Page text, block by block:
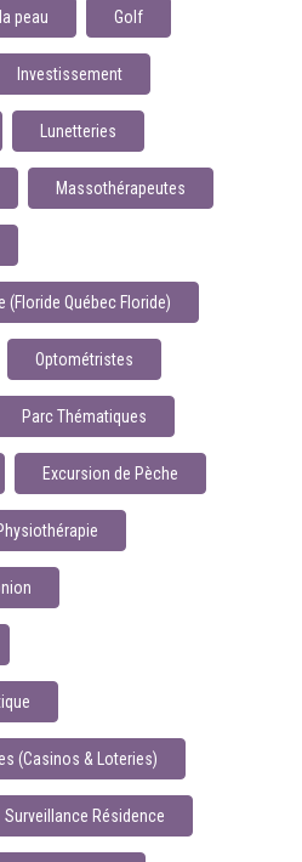
peau Golf
Investissement
Lunetteries
Massothérapeutes
Québec Floride)
Optométristes
Parc Thématiques
Excursion de Pèche
(Casinos & Loteries)
Surveillance Résidence